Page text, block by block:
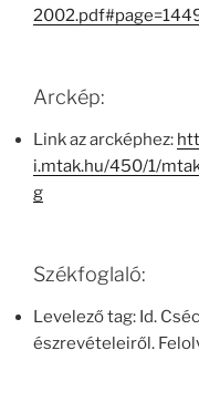
Arckép:
Link az arcképhez:
i.mtak.hu/450/1/
g
Székfoglaló:
Levelező tag: Id.
észrevételeiről.